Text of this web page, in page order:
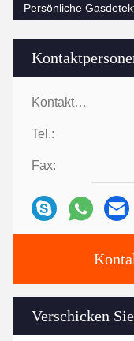
Kontaktpersonen:
Tel.:
Fax:
Verschicken
Persönliche